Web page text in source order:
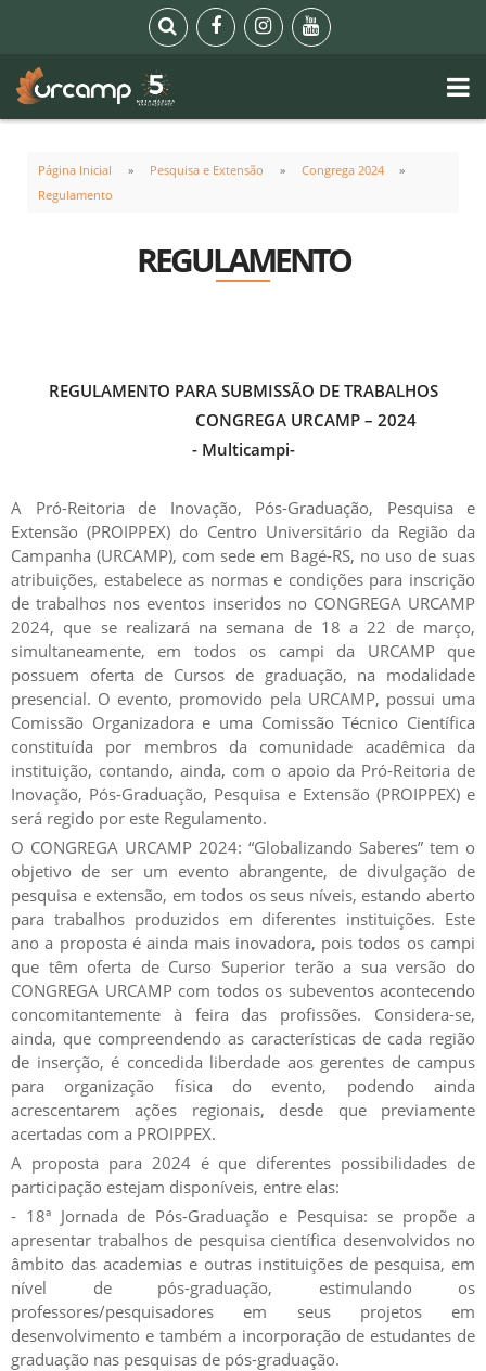
Página Inicial Pesquisa e Extensão
Congrega 2024
Regulamento
REGULAMENTO
REGULAMENTO PARA SUBMISSÃO DE TRABALHOS
CONGREGA URCAMP – 2024
- Multicampi-
A Pró-Reitoria de Inovação, Pós-Graduação, Pesquisa e
Extensão (PROIPPEX) do Centro Universitário da Região da
Campanha (URCAMP), com sede em Bagé-RS, no uso de suas
atribuições, estabelece as normas e condições para inscrição
de trabalhos nos eventos inseridos no CONGREGA URCAMP
2024, que se realizará na semana de 18 a 22 de março,
simultaneamente, em todos os campi da URCAMP que
possuem oferta de Cursos de graduação, na modalidade
presencial. O evento, promovido pela URCAMP, possui uma
Comissão Organizadora e uma Comissão Técnico Científica
constituída por membros da comunidade acadêmica da
instituição, contando, ainda, com o apoio da Pró-Reitoria de
Inovação, Pós-Graduação, Pesquisa e Extensão (PROIPPEX) e
será regido por este Regulamento.
O CONGREGA URCAMP 2024: “Globalizando Saberes” tem o
objetivo de ser um evento abrangente, de divulgação de
pesquisa e extensão, em todos os seus níveis, estando aberto
para trabalhos produzidos em diferentes instituições. Este
ano a proposta é ainda mais inovadora, pois todos os campi
que têm oferta de Curso Superior terão a sua versão do
CONGREGA URCAMP com todos os subeventos acontecendo
concomitantemente à feira das profissões. Considera-se,
ainda, que compreendendo as características de cada região
de inserção, é concedida liberdade aos gerentes de campus
para organização física do evento, podendo ainda
acrescentarem ações regionais, desde que previamente
acertadas com a PROIPPEX.
A proposta para 2024 é que diferentes possibilidades de
participação estejam disponíveis, entre elas:
- 18ª Jornada de Pós-Graduação e Pesquisa: se propõe a
apresentar trabalhos de pesquisa científica desenvolvidos no
âmbito das academias e outras instituições de pesquisa, em
nível de pós-graduação, estimulando os
professores/pesquisadores em seus projetos em
desenvolvimento e também a incorporação de estudantes de
graduação nas pesquisas de pós-graduação.